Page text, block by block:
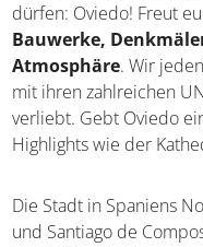
dürfen: Oviedo! Freut
Bauwerke,
Atmosphäre. Wir
mit ihren zahlreichen
verliebt. Gebt Oviedo
Highlights wie der
Die Stadt in Spaniens
und Santiago de